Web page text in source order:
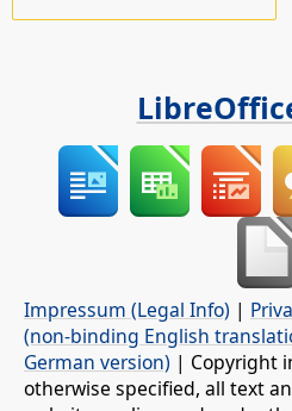
Impressum (Legal Info) |
(non-binding English
German version) | Copyright
otherwise specified, all text